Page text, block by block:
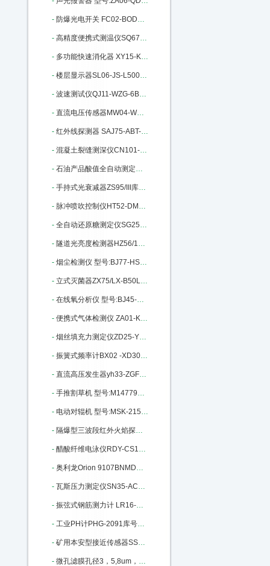
- 防爆光电开关 FC02-BOD库号：M405850
- 高精度便携式测温仪SQ67-JM222：M22428
- 多功能快速消化器 XY15-KSXHQ库号：M207793
- 楼层显示器SL06-JS-L5000库号：M272487
- 波速测试仪QJ11-WZG-6B库号：M274310
- 直流电压传感器MW04-WBV334U01-S：M298822
- 红外线探测器 SAJ75-ABT-60库号：M313070
- 混凝土裂缝测深仪CN101-BJCS-1：M317353
- 石油产品酸值全自动测定仪M335894
- 手持式光衰减器ZS95/III库号：M346674
- 脉冲喷吹控制仪HT52-DMK-4CSA-20：M395830
- 全自动还原糖测定仪SG25-SGD-4-D：M396884
- 隧道光亮度检测器HZ56/151106A：M400227
- 烟尘检测仪 型号:BJ77-HS-230库号：M404507
- 立式灭菌器ZX75/LX-B50L 库号：M404842
- 在线氧分析仪 型号:BJ45-CW-2000：M405840
- 便携式气体检测仪 ZA01-KP668库号：M11595
- 烟丝填充力测定仪ZD25-YDZ430A库号：M13195
- 振簧式频率计BX02 -XD302库号：M129313
- 直流高压发生器yh33-ZGF60/2库号：M132095
- 手推割草机 型号:M147798库号：M147798
- 电动对辊机 型号:MSK-2150库号：M251248
- 隔爆型三波段红外火焰探测器：M295402
- 醋酸纤维电泳仪RDY-CS1库号：M298108
- 奥利龙Orion 9107BNMD库号：M298905
- 瓦斯压力测定仪SN35-ACW-1库号：M333910
- 振弦式钢筋测力计 LR16-GXR-1010：M346577
- 工业PH计PHG-2091库号：M355051
- 矿用本安型接近传感器SS80-GUC100：M362196
- 微孔滤膜孔径3，5,8um，直径60mm：M364481